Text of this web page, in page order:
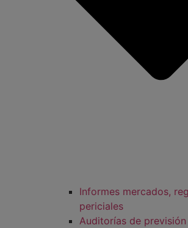
Informes mercados,
periciales
Auditorías de